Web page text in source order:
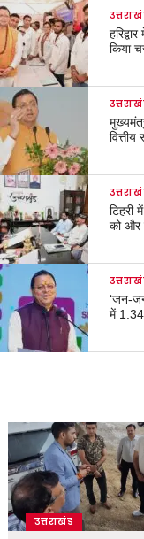
किया
वित्तीय
टिहरी
को और
‘जन-
में 1.34
उत्तराखंड